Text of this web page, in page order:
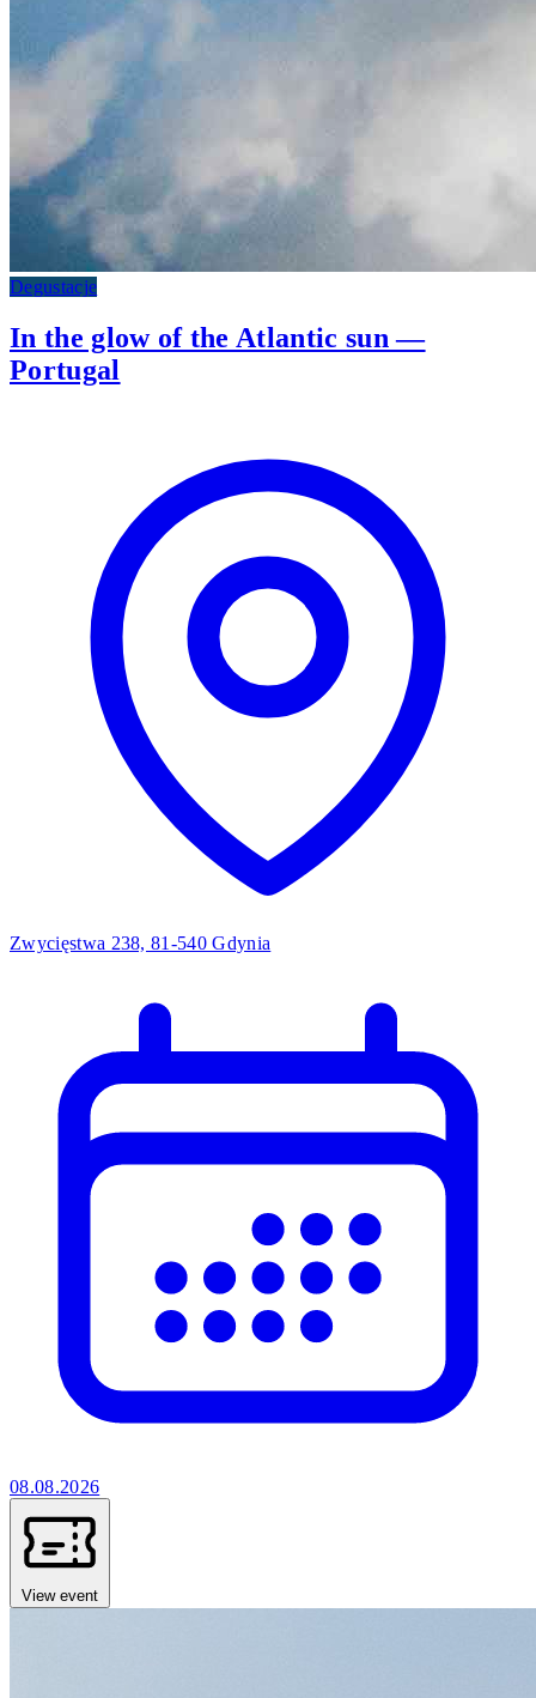
Degustacje
In the glow of the Atlantic sun —
Portugal
Zwycięstwa 238, 81-540 Gdynia
08.08.2026
View event